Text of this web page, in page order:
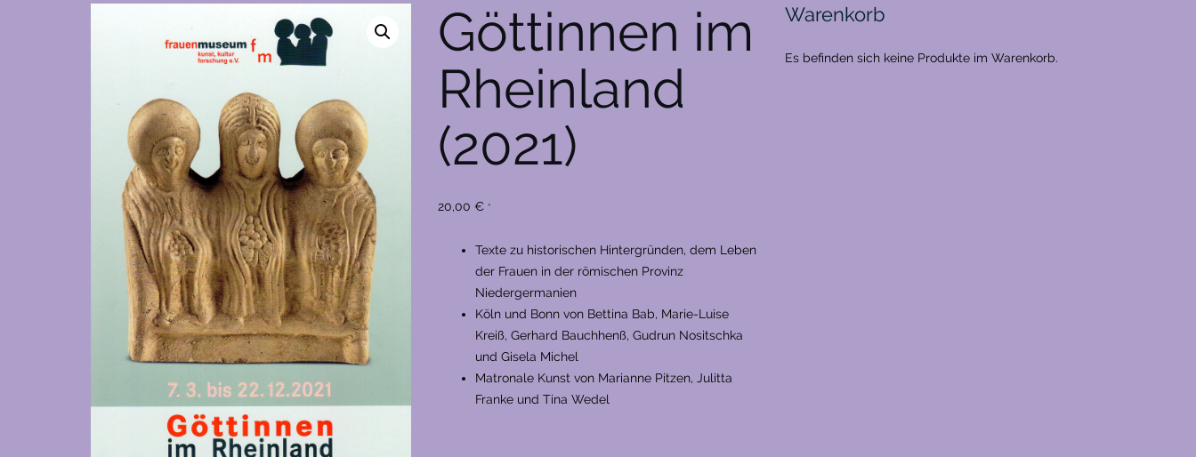
Göttinnen im
Rheinland
(2021)
20,00 € *
Texte zu historischen Hintergründen, dem Leben
der Frauen in der römischen Provinz
Niedergermanien
Köln und Bonn von Bettina Bab, Marie-Luise
Kreiß, Gerhard Bauchhenß, Gudrun Nositschka
und Gisela Michel
Matronale Kunst von Marianne Pitzen, Julitta
Franke und Tina Wedel
Warenkorb
Es befinden sich keine Produkte im Warenkorb.